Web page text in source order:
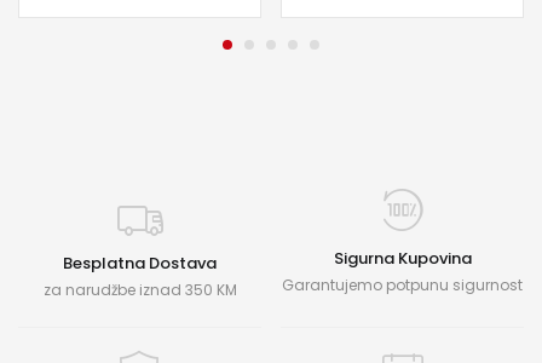
Besplatna Dostava
za narudžbe iznad 350 KM
Sigurna Kupovina
Garantujemo potpunu sigurnost